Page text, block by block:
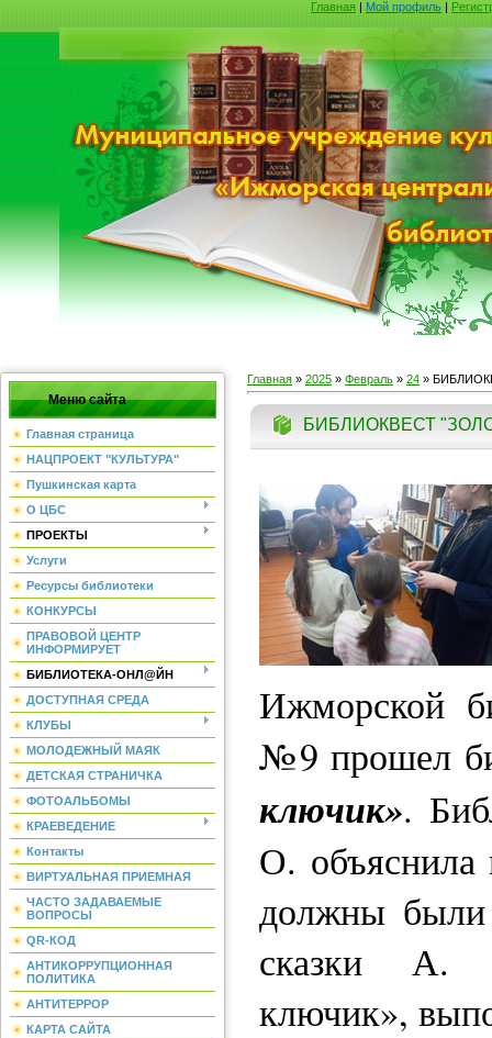
Главная | Мой профиль |
Меню сайта
Главная страница
НАЦПРОЕКТ "КУЛЬТУРА"
Пушкинская карта
О ЦБС
ПРОЕКТЫ
Услуги
Ресурсы библиотеки
КОНКУРСЫ
ПРАВОВОЙ ЦЕНТР
ИНФОРМИРУЕТ
БИБЛИОТЕКА-ОНЛ@ЙН
ДОСТУПНАЯ СРЕДА
КЛУБЫ
МОЛОДЕЖНЫЙ МАЯК
ДЕТСКАЯ СТРАНИЧКА
ФОТОАЛЬБОМЫ
КРАЕВЕДЕНИЕ
Контакты
ВИРТУАЛЬНАЯ ПРИЕМНАЯ
ЧАСТО ЗАДАВАЕМЫЕ
ВОПРОСЫ
QR-КОД
АНТИКОРРУПЦИОННАЯ
ПОЛИТИКА
АНТИТЕРРОР
КАРТА САЙТА
Главная » 2025 » Февраль » 24 »
БИБЛИОКВЕСТ
Ижморской
№9 прошел
ключик».
О. объяснила
должны были
сказки А.
ключик»,